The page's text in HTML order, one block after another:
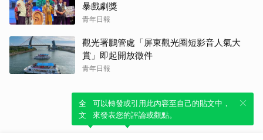
暴戲劇獎
青年日報
觀光署鵬管處「屏東觀光圈短影音人氣大
賞」即起開放徵件
青年日報
全新體驗！一鍵引用此內容，透過發布貼
文來輕鬆表達個人立場。
可以轉發或引用此內容至自己的貼文中，
來發表您的評論或觀點。